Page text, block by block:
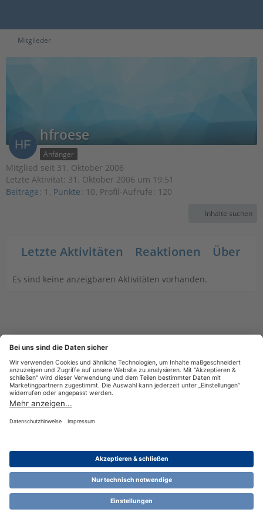
Mitglieder
hfroese
Anfänger
Mitglied seit 31. Oktober 2006
Letzte Aktivität: 31. Oktober 2006 um 19:51
Beiträge
1 Punkte 10 Profil-Aufrufe 120
Inhalte suchen
Letzte Aktivitäten Reaktionen Über
Es sind keine anzeigbaren Aktivitäten vorhanden.
Nutzungsbestimmungen Cookie-Einstellungen
Community-Software:WoltLab Suite™ 6.1.13